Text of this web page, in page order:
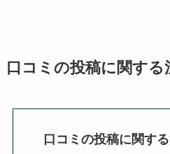
口コミの投稿に関する
口コミの投稿に関す